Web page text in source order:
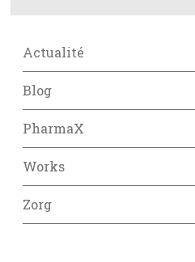
Actualité
Blog
PharmaX
Works
Zorg